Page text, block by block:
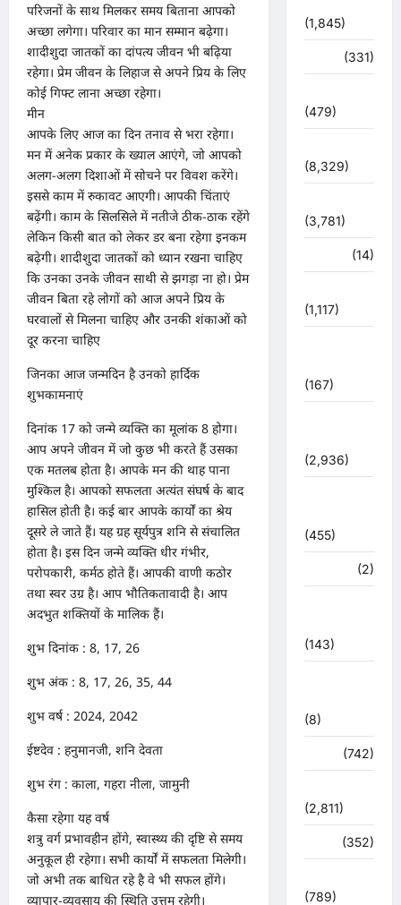
परिजनों के साथ मिलकर समय बिताना आपको
अच्छा लगेगा। परिवार का मान सम्मान बढ़ेगा।
शादीशुदा जातकों का दांपत्य जीवन भी बढ़िया
रहेगा। प्रेम जीवन के लिहाज से अपने प्रिय के लिए
कोई गिफ्ट लाना अच्छा रहेगा।
मीन
आपके लिए आज का दिन तनाव से भरा रहेगा।
मन में अनेक प्रकार के ख्याल आएंगे, जो आपको
अलग-अलग दिशाओं में सोचने पर विवश करेंगे।
इससे काम में रुकावट आएगी। आपकी चिंताएं
बढ़ेंगी। काम के सिलसिले में नतीजे ठीक-ठाक रहेंगे
लेकिन किसी बात को लेकर डर बना रहेगा इनकम
बढ़ेगी। शादीशुदा जातकों को ध्यान रखना चाहिए
कि उनका उनके जीवन साथी से झगड़ा ना हो। प्रेम
जीवन बिता रहे लोगों को आज अपने प्रिय के
घरवालों से मिलना चाहिए और उनकी शंकाओं को
दूर करना चाहिए
जिनका आज जन्मदिन है उनको हार्दिक
शुभकामनाएं
दिनांक 17 को जन्मे व्यक्ति का मूलांक 8 होगा।
आप अपने जीवन में जो कुछ भी करते हैं उसका
एक मतलब होता है। आपके मन की थाह पाना
मुश्किल है। आपको सफलता अत्यंत संघर्ष के बाद
हासिल होती है। कई बार आपके कार्यों का श्रेय
दूसरे ले जाते हैं। यह ग्रह सूर्यपुत्र शनि से संचालित
होता है। इस दिन जन्मे व्यक्ति धीर गंभीर,
परोपकारी, कर्मठ होते हैं। आपकी वाणी कठोर
तथा स्वर उग्र है। आप भौतिकतावादी है। आप
अदभुत शक्तियों के मालिक हैं।
शुभ दिनांक : 8, 17, 26
शुभ अंक : 8, 17, 26, 35, 44
शुभ वर्ष : 2024, 2042
ईष्टदेव : हनुमानजी, शनि देवता
शुभ रंग : काला, गहरा नीला, जामुनी
कैसा रहेगा यह वर्ष
शत्रु वर्ग प्रभावहीन होंगे, स्वास्थ्य की दृष्टि से समय
अनुकूल ही रहेगा। सभी कार्यों में सफलता मिलेगी।
जो अभी तक बाधित रहे है वे भी सफल होंगे।
व्यापार-व्यवसाय की स्थिति उत्तम रहेगी।
(1,845)
(331)
(479)
(8,329)
(3,781)
(14)
(1,117)
(167)
(2,936)
(455)
(2)
(143)
(8)
(742)
(2,811)
(352)
(789)